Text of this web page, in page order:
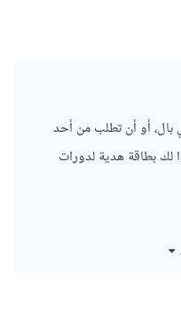
أو أن تطلب من أحد
بطاقة هدية لدورات